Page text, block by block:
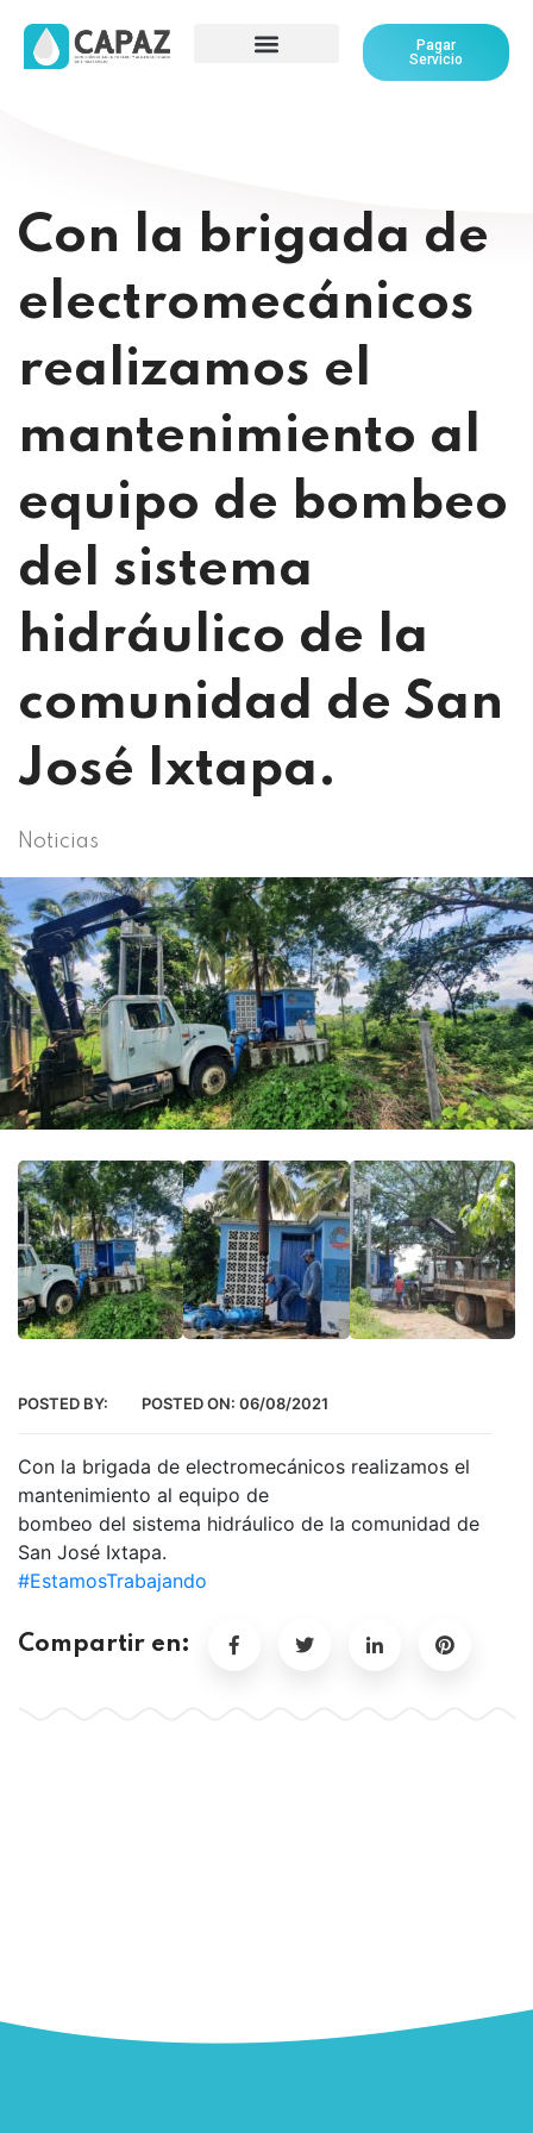
Pagar
Servicio
Con la brigada de
electromecánicos
realizamos el
mantenimiento al
equipo de bombeo
del sistema
hidráulico de la
comunidad de San
José Ixtapa.
Noticias
POSTED BY: POSTED ON: 06/08/2021
Con la brigada de electromecánicos realizamos el
mantenimiento al equipo de
bombeo del sistema hidráulico de la comunidad de
San José Ixtapa.
#EstamosTrabajando
Compartir en: